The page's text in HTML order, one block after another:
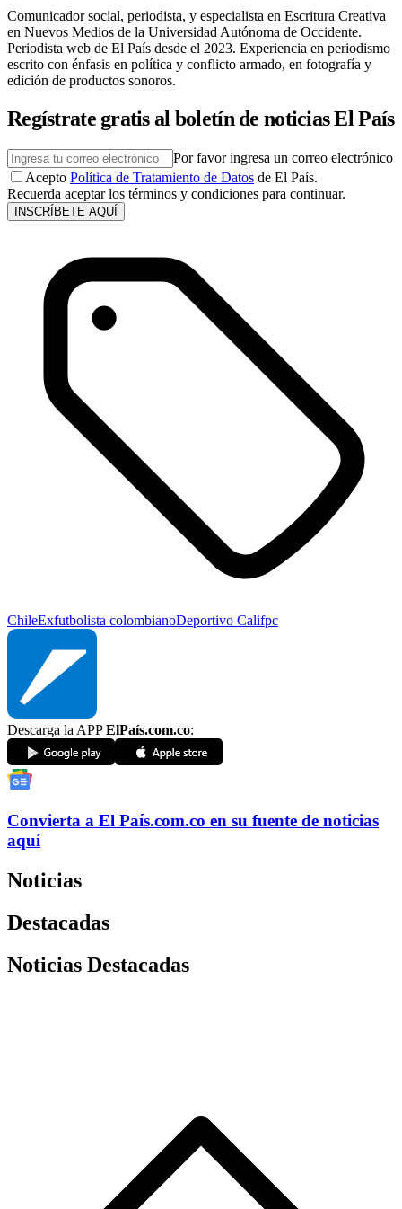
Comunicador social, periodista, y especialista en Escritura Creativa
en Nuevos Medios de la Universidad Autónoma de Occidente.
Periodista web de El País desde el 2023. Experiencia en periodismo
escrito con énfasis en política y conflicto armado, en fotografía y
edición de productos sonoros.
Regístrate gratis al boletín de noticias El País
Por favor ingresa un correo electrónico
Acepto Política de Tratamiento de Datos de El País.
Recuerda aceptar los términos y condiciones para continuar.
INSCRÍBETE AQUÍ
ChileExfutbolista colombianoDeportivo Califpc
Descarga la APPElPaís.com.co:
Convierta a El País.com.co en su fuente de noticias
aquí
Noticias
Destacadas
Noticias Destacadas